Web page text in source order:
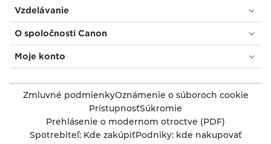
Vzdelávanie
O spoločnosti Canon
Moje konto
Zmluvné podmienkyOznámenie o súboroch cookie
PrístupnosťSúkromie
Prehlásenie o modernom otroctve (PDF)
Spotrebiteľ: Kde zakúpiťPodniky: kde nakupovať